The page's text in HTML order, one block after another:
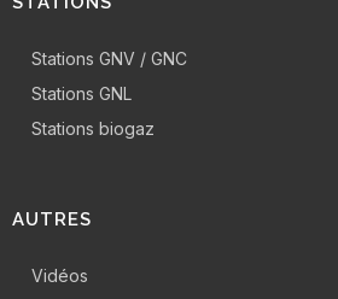
Stations GNV / GNC
Stations GNL
Stations biogaz
AUTRES
Vidéos